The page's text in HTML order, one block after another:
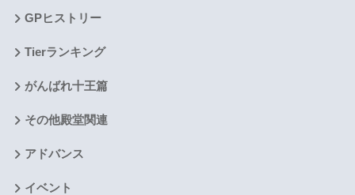
GPヒストリー
Tierランキング
がんばれ十王篇
その他殿堂関連
アドバンス
イベント